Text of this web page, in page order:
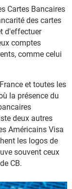
Cartes Bancaires
des cartes
d'effectuer
comptes
comme celui
et toutes les
la présence du
deux autres
Américains Visa
les logos de
souvent ceux
CB.